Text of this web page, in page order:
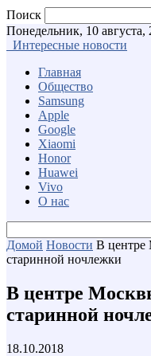
Поиск
Понедельник, 10 августа,
Интересные новости
Главная
Общество
Samsung
Apple
Google
Xiaomi
Honor
Huawei
Vivo
О нас
Домой Новости В центре
старинной ночлежки
В центре
старинной
18.10.2018